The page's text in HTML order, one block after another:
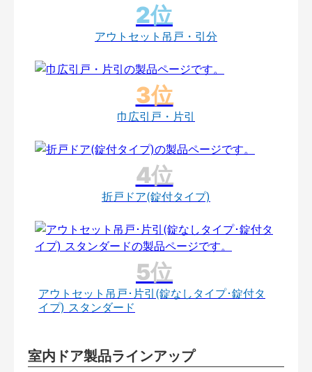
アウトセット吊戸・引分
巾広引戸・片引
折戸ドア(錠付タイプ)
アウトセット吊戸･片引(錠なしタイプ･錠付タ
イプ) スタンダード
室内ドア製品ラインアップ